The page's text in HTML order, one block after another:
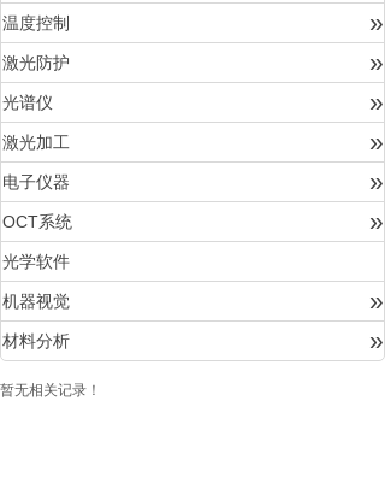
温度控制 »
激光防护 »
光谱仪 »
激光加工 »
电子仪器 »
OCT系统 »
光学软件
机器视觉 »
材料分析 »
暂无相关记录！